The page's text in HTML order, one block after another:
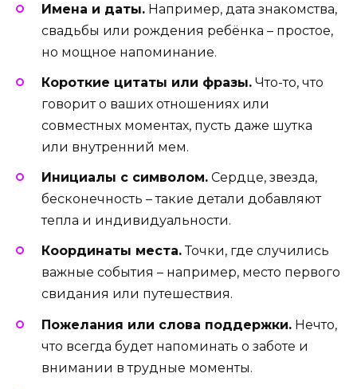
Имена и даты. Например, дата знакомства,
свадьбы или рождения ребёнка – простое,
но мощное напоминание.
Короткие цитаты или фразы. Что-то, что
говорит о ваших отношениях или
совместных моментах, пусть даже шутка
или внутренний мем.
Инициалы с символом. Сердце, звезда,
бесконечность – такие детали добавляют
тепла и индивидуальности.
Координаты места.Точки, где случились
важные события – например, место первого
свидания или путешествия.
Пожелания или слова поддержки. Нечто,
что всегда будет напоминать о заботе и
внимании в трудные моменты.